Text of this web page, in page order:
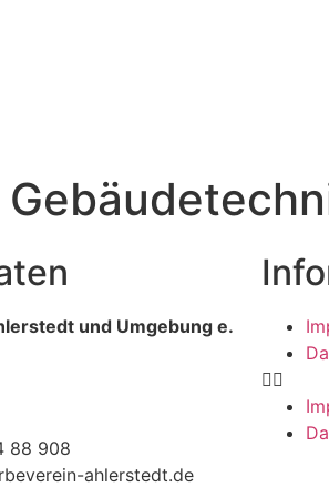
und Umgebung e.
88 908
ahlerstedt.de